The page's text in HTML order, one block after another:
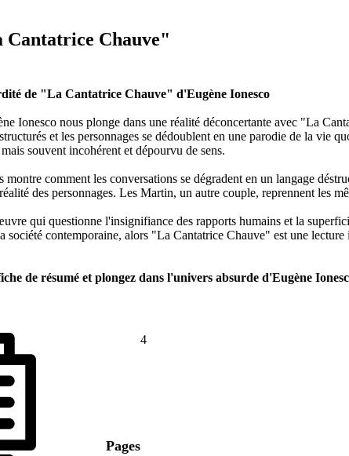
Cantatrice Chauve"
de "La Cantatrice Chauve" d'Eugène Ionesco
Ionesco nous plonge dans une réalité déconcertante avec "La
et les personnages se dédoublent en une parodie de la
souvent incohérent et dépourvu de sens.
montre comment les conversations se dégradent en un langage
des personnages. Les Martin, un autre couple, reprennent les
qui questionne l'insignifiance des rapports humains et la
contemporaine, alors "La Cantatrice Chauve" est une
de résumé et plongez dans l'univers absurde d'Eugène
Pages
4